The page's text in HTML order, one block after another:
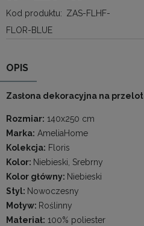
Kod produktu: ZAS-FLHF-
FLOR-BLUE
OPIS
Zasłona dekoracyjna na
Rozmiar: 140x250 cm
Marka: AmeliaHome
Kolekcja: Floris
Kolor: Niebieski, Srebrny
Kolor główny: Niebieski
Styl: Nowoczesny
Motyw: Roślinny
Materiał: 100% poliester